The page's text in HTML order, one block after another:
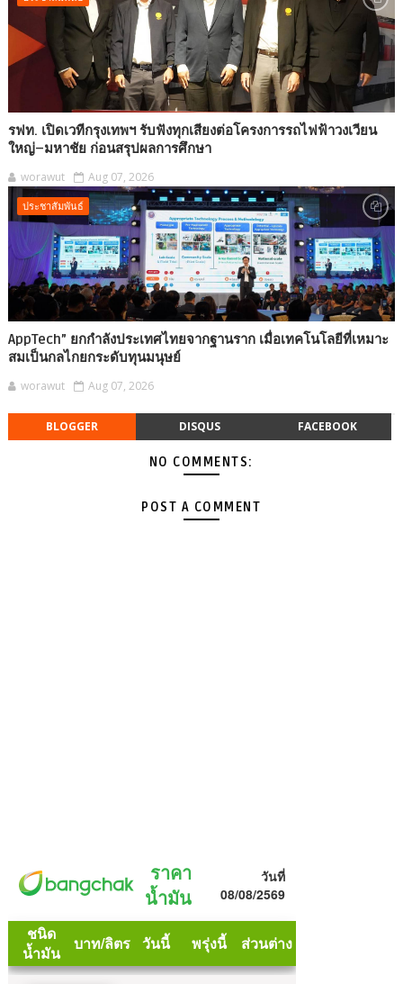
รฟท. เปิดเวทีกรุงเทพฯ รับฟังทุกเสียงต่อโครงการรถไฟฟ้าวงเวียน
ใหญ่–มหาชัย ก่อนสรุปผลการศึกษา
worawut Aug 07, 2026
ประชาสัมพันธ์
AppTech”​ ยกกำลังประเทศไทยจากฐานราก เมื่อเทคโนโลยีที่เหมาะ
สมเป็นกลไกยกระดับทุนมนุษย์
worawut Aug 07, 2026
BLOGGER DISQUS FACEBOOK
NO COMMENTS:
POST A COMMENT